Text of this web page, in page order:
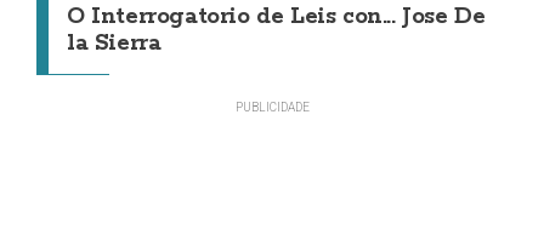
O Interrogatorio de Leis con... Jose De
la Sierra